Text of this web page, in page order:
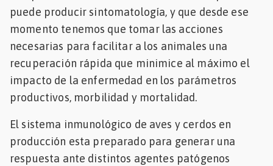
puede producir sintomatología, y que desde ese
momento tenemos que tomar las acciones
necesarias para facilitar a los animales una
recuperación rápida que minimice al máximo el
impacto de la enfermedad en los parámetros
productivos, morbilidad y mortalidad.
El sistema inmunológico de aves y cerdos en
producción esta preparado para generar una
respuesta ante distintos agentes patógenos